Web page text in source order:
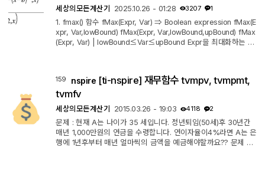
세상의모든계산기 2025.10.26 - 01:28 3207 1
1. fmax() 함수 fMax(Expr, Var) ⇒ Boolean expression fMax(E
xpr, Var,lowBound) fMax(Expr, Var,lowBound,upBound) fMax
(Expr, Var) | lowBound≤Var≤upBound Expr을 최대화하는 Va
른 제약 조건을 지정할 수 있습니다. '자동(Auto)' 또는 '근사(App
roximate)' 모드에서 '근사(Approximate)'로 설정한 경우, fMax
159 nspire [ti-nspire] 재무함수 tvmpv, tvmpmt,
tvmfv
세상의모든계산기 2015.03.26 - 19:03 4118 2
문제 : 현재 A는 나이가 35 세입니다. 정년퇴임(50세)후 30년간
매년 1,000만원의 연금을 수령합니다. 연이자율이4%라면 A는 은
행에 1년후부터 매년 얼마씩의 금액을 예금해야할까요?? 문제 풀